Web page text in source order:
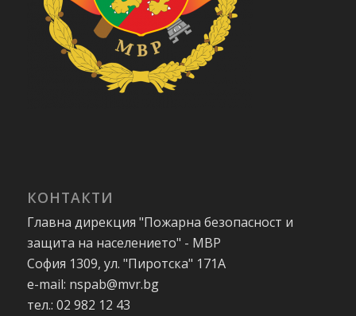
КОНТАКТИ
Главна дирекция "Пожарна безопасност и
защита на населението" - МВР
София 1309, ул. "Пиротска" 171А
e-mail: nspab@mvr.bg
тел.: 02 982 12 43